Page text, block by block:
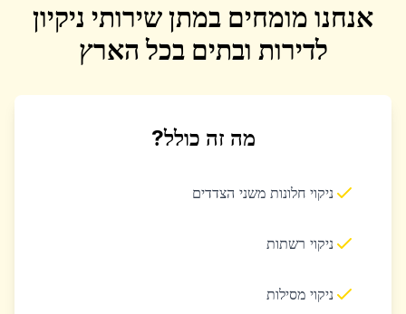
אנחנו מומחים במתן שירותי ניקיון
לדירות ובתים בכל הארץ
מה זה כולל?
ניקוי חלונות משני הצדדים
ניקוי רשתות
ניקוי מסילות